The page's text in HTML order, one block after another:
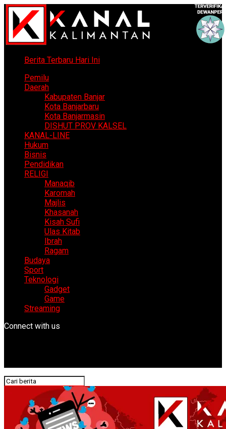
Berita Terbaru Hari Ini
Pemilu
Daerah
Kabupaten Banjar
Kota Banjarbaru
Kota Banjarmasin
DISHUT PROV KALSEL
KANAL-LINE
Hukum
Bisnis
Pendidikan
RELIGI
Manaqib
Karomah
Majlis
Khasanah
Kisah Sufi
Ulas Kitab
Ibrah
Ragam
Budaya
Sport
Teknologi
Gadget
Game
Streaming
Connect with us